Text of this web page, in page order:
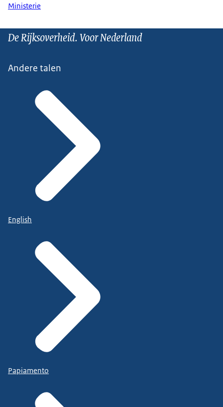
Ministerie
De Rijksoverheid. Voor Nederland
Andere talen
English
Papiamento